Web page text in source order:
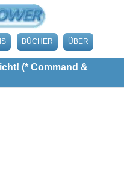
BÜCHER ÜBER
(* Command &